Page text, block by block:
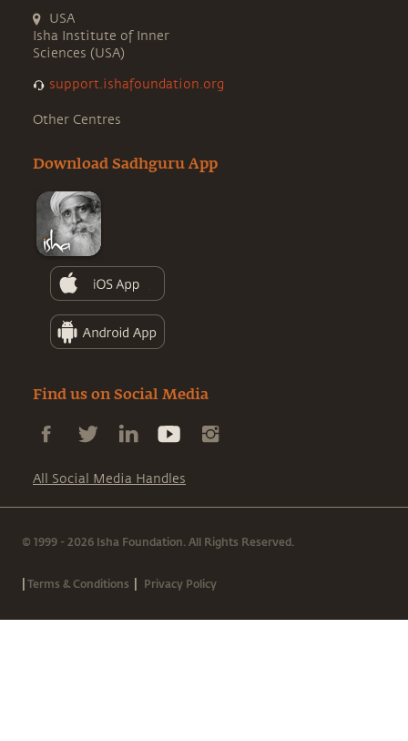
USA
Isha Institute of Inner
Sciences (USA)
support.ishafoundation.org
Other Centres
Download Sadhguru App
Find us on Social Media
All Social Media Handles
© 1999 - 2026 Isha Foundation. All Rights Reserved.
|Terms & Conditions | Privacy Policy